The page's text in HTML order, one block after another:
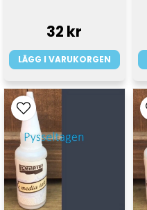
32 kr
LÄGG I VARUKORGEN